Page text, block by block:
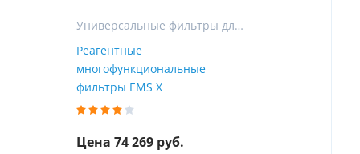
Универсальные фильтры для очистки воды в частном доме
Реагентные
многофункциональные
фильтры EMS X
Цена 74 269 руб.